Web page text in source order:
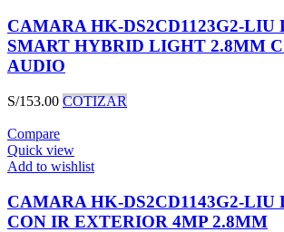
CAMARA HK-DS2CD1123G2-LIU
SMART HYBRID LIGHT 2.8MM
AUDIO
S/153.00 COTIZAR
Compare
Quick view
Add to wishlist
CAMARA HK-DS2CD1143G2-LIU
CON IR EXTERIOR 4MP 2.8MM